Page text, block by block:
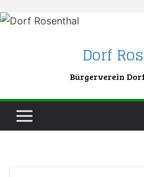
to
Dorf
Bürgerverein